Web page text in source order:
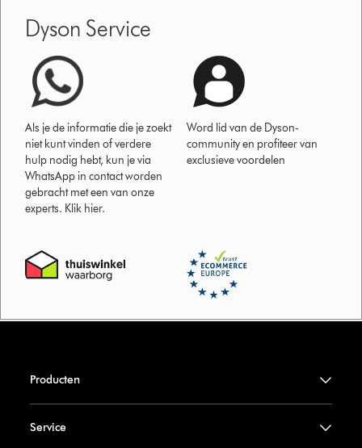
Dyson Service
Als je de informatie die je zoekt
niet kunt vinden of verdere
hulp nodig hebt, kun je via
WhatsApp in contact worden
gebracht met een van onze
experts. Klik hier.
Word lid van de Dyson-
community en profiteer van
exclusieve voordelen
Producten
Service